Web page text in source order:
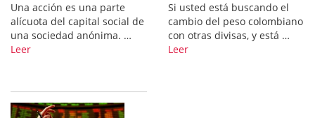
Una acción es una parte
alícuota del capital social de
una sociedad anónima. …
Leer
Si usted está buscando el
cambio del peso colombiano
con otras divisas, y está …
Leer